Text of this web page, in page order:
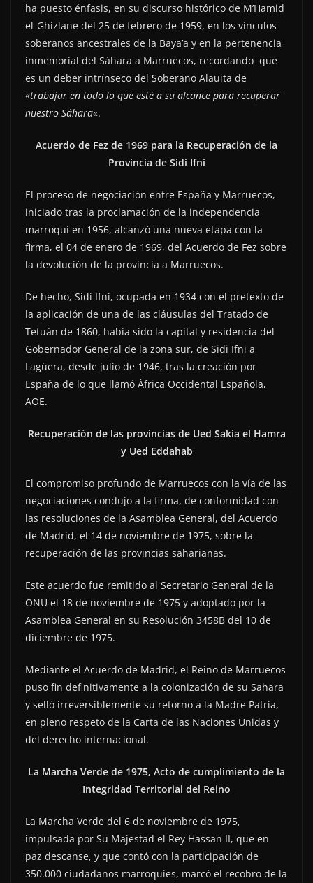
ha puesto énfasis, en su discurso histórico de M’Hamid
el-Ghizlane del 25 de febrero de 1959, en los vínculos
soberanos ancestrales de la Baya’a y en la pertenencia
inmemorial del Sáhara a Marruecos, recordando que
es un deber intrínseco del Soberano Alauita de
«trabajar en todo lo que esté a su alcance para recuperar
nuestro Sáhara«.
Acuerdo de Fez de 1969 para la Recuperación de la
Provincia de Sidi Ifni
El proceso de negociación entre España y Marruecos,
iniciado tras la proclamación de la independencia
marroquí en 1956, alcanzó una nueva etapa con la
firma, el 04 de enero de 1969, del Acuerdo de Fez sobre
la devolución de la provincia a Marruecos.
De hecho, Sidi Ifni, ocupada en 1934 con el pretexto de
la aplicación de una de las cláusulas del Tratado de
Tetuán de 1860, había sido la capital y residencia del
Gobernador General de la zona sur, de Sidi Ifni a
Lagüera, desde julio de 1946, tras la creación por
España de lo que llamó África Occidental Española,
AOE.
Recuperación de las provincias de Ued Sakia el Hamra
y Ued Eddahab
El compromiso profundo de Marruecos con la vía de las
negociaciones condujo a la firma, de conformidad con
las resoluciones de la Asamblea General, del Acuerdo
de Madrid, el 14 de noviembre de 1975, sobre la
recuperación de las provincias saharianas.
Este acuerdo fue remitido al Secretario General de la
ONU el 18 de noviembre de 1975 y adoptado por la
Asamblea General en su Resolución 3458B del 10 de
diciembre de 1975.
Mediante el Acuerdo de Madrid, el Reino de Marruecos
puso fin definitivamente a la colonización de su Sahara
y selló irreversiblemente su retorno a la Madre Patria,
en pleno respeto de la Carta de las Naciones Unidas y
del derecho internacional.
La Marcha Verde de 1975, Acto de cumplimiento de la
Integridad Territorial del Reino
La Marcha Verde del 6 de noviembre de 1975,
impulsada por Su Majestad el Rey Hassan II, que en
paz descanse, y que contó con la participación de
350.000 ciudadanos marroquíes, marcó el recobro de la